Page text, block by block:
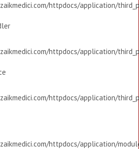
httpdocs/application/
httpdocs/application/
httpdocs/application/
httpdocs/application/